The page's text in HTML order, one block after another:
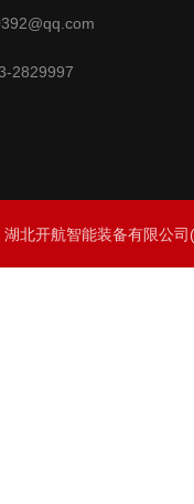
2829997
湖北开航智能装备有限